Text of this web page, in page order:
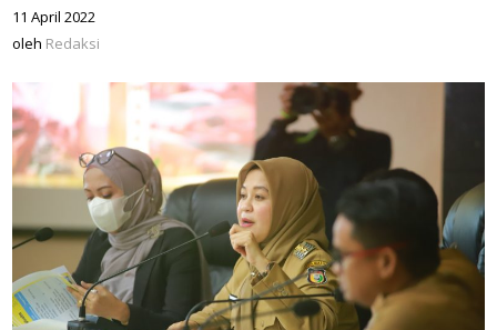
11 April 2022
oleh Redaksi